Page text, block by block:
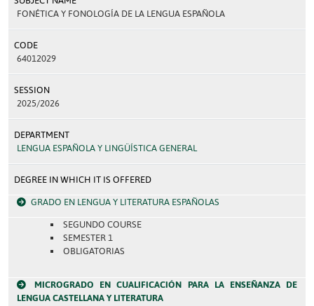
FONÉTICA Y FONOLOGÍA DE LA LENGUA ESPAÑOLA
CODE
64012029
SESSION
2025/2026
DEPARTMENT
LENGUA ESPAÑOLA Y LINGÜÍSTICA GENERAL
DEGREE IN WHICH IT IS OFFERED
GRADO EN LENGUA Y LITERATURA ESPAÑOLAS
SEGUNDO COURSE
SEMESTER 1
OBLIGATORIAS
MICROGRADO EN CUALIFICACIÓN PARA LA ENSEÑANZA DE
LENGUA CASTELLANA Y LITERATURA